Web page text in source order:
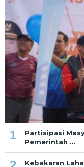
1
Partisipasi
Pemerintah …
Kebakaran